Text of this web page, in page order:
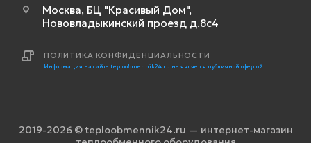
Москва, БЦ "Красивый Дом",
Нововладыкинский проезд д.8с4
ПОЛИТИКА КОНФИДЕНЦИАЛЬНОСТИ
Информация на сайте teploobmennik24.ru не является публичной офертой
2019-2026 © teploobmennik24.ru — интернет-магазин